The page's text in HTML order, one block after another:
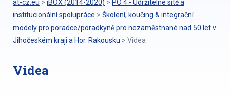
at-cz.eu > iBOX (2014-2020) > PO 4 - Udržitelné sítě a
institucionální spolupráce > Školení, koučing & integrační
modely pro poradce/poradkyně pro nezaměstnané nad 50 let v
Jihočeském kraji a Hor. Rakousku > Videa
Videa